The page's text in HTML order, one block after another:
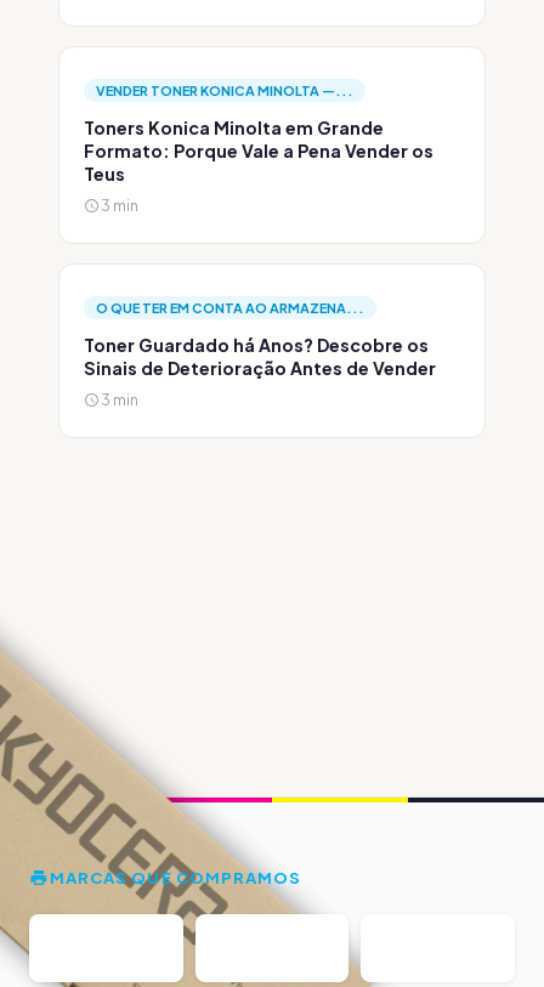
VENDER TONER KONICA MINOLTA —...
Toners Konica Minolta em Grande
Formato: Porque Vale a Pena Vender os
Teus
3 min
O QUE TER EM CONTA AO ARMAZENA...
Toner Guardado há Anos? Descobre os
Sinais de Deterioração Antes de Vender
3 min
MARCAS QUE COMPRAMOS